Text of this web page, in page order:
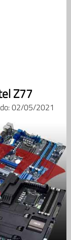
Z77
02/05/2021